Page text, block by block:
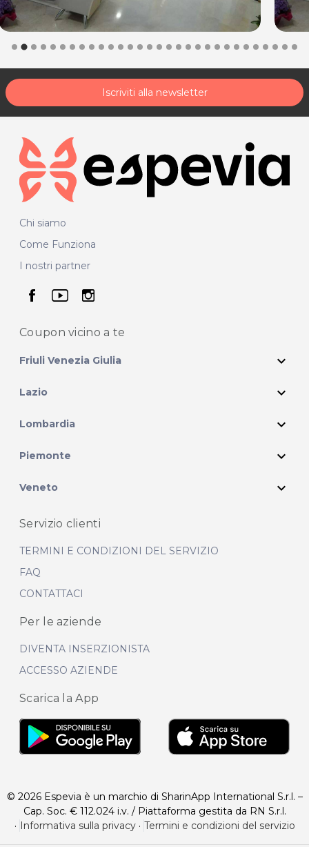
Iscriviti alla newsletter
Chi siamo
Come Funziona
I nostri partner
seguici su facebook
seguici su youtube
seguici su instagram
Coupon vicino a te
Friuli Venezia Giulia expand_more
Lazio expand_more
Lombardia expand_more
Piemonte expand_more
Veneto expand_more
Servizio clienti
TERMINI E CONDIZIONI DEL SERVIZIO
FAQ
CONTATTACI
Per le aziende
DIVENTA INSERZIONISTA
ACCESSO AZIENDE
Scarica la App
© 2026 Espevia è un marchio di SharinApp International S.r.l. –
Cap. Soc. € 112.024 i.v. / Piattaforma gestita da RN S.r.l.
· Informativa sulla privacy· Termini e condizioni del servizio